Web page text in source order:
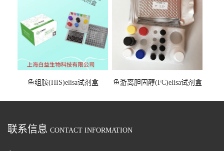
鱼组胺(HIS)elisa试剂盒 鱼游离胆固醇(FC)elisa试剂盒
联系信息 CONTACT INFORMATION